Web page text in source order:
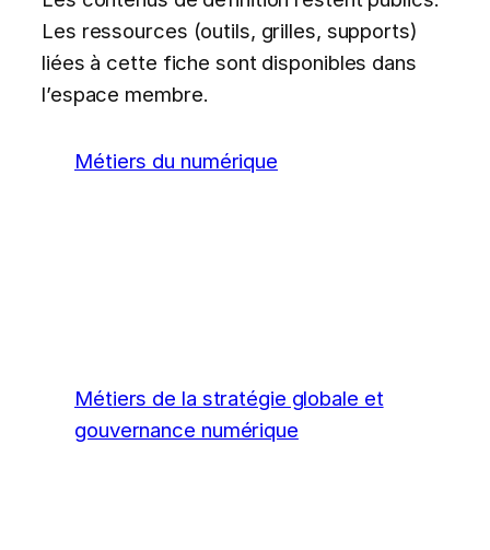
Les ressources (outils, grilles, supports)
liées à cette fiche sont disponibles dans
l’espace membre.
Métiers du numérique
Métiers de la stratégie globale et
gouvernance numérique